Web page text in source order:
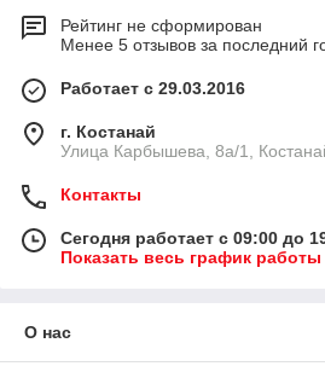
Рейтинг не сформирован
Менее 5 отзывов за последний
Работает с 29.03.2016
г. Костанай
Улица Карбышева, 8а/1,
Контакты
Сегодня работает с 09:00 до
Показать весь график работы
О нас